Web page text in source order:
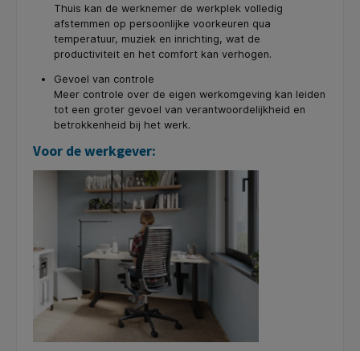
Thuis kan de werknemer de werkplek volledig
afstemmen op persoonlijke voorkeuren qua
temperatuur, muziek en inrichting, wat de
productiviteit en het comfort kan verhogen.
Gevoel van controle
Meer controle over de eigen werkomgeving kan leiden
tot een groter gevoel van verantwoordelijkheid en
betrokkenheid bij het werk.
Voor de werkgever: